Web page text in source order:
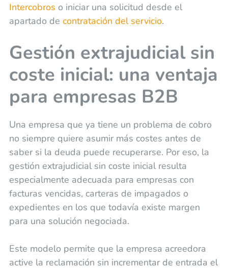
Intercobros o iniciar una solicitud desde el
apartado de contratación del servicio.
Gestión extrajudicial sin
coste inicial: una ventaja
para empresas B2B
Una empresa que ya tiene un problema de cobro
no siempre quiere asumir más costes antes de
saber si la deuda puede recuperarse. Por eso, la
gestión extrajudicial sin coste inicial resulta
especialmente adecuada para empresas con
facturas vencidas, carteras de impagados o
expedientes en los que todavía existe margen
para una solución negociada.
Este modelo permite que la empresa acreedora
active la reclamación sin incrementar de entrada el